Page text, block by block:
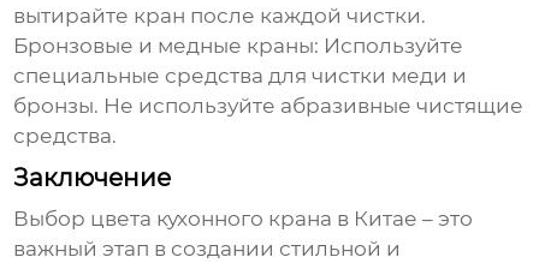
вытирайте кран после каждой чистки.
Бронзовые и медные краны: Используйте
специальные средства для чистки меди и
бронзы. Не используйте абразивные чистящие
средства.
Заключение
Выбор цвета кухонного крана в Китае – это
важный этап в создании стильной и